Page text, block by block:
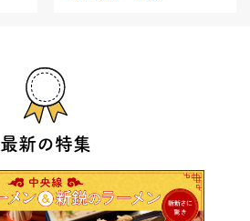
最新の特集